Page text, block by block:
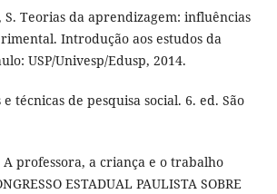
S. Teorias da aprendizagem: influências
Introdução aos estudos da
USP/Univesp/Edusp, 2014.
técnicas de pesquisa social. 6. ed. São
A professora, a criança e o trabalho
ESTADUAL PAULISTA SOBRE